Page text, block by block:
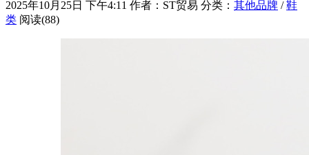
2025年10月25日 下午4:11 作者：ST贸易 分类： 其他品牌 /鞋
类 阅读(88)